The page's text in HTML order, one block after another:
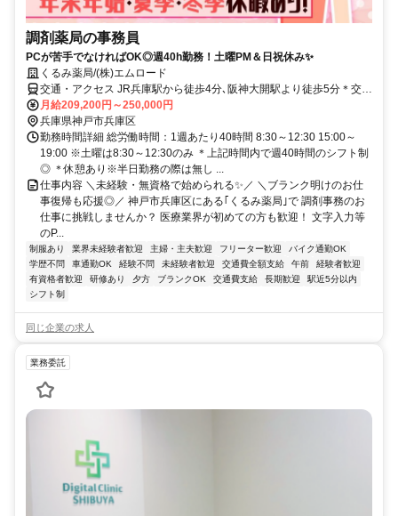
調剤薬局の事務員
PCが苦手でなければOK◎週40h勤務！土曜PM＆日祝休み✨
くるみ薬局/(株)エムロード
交通・アクセス JR兵庫駅から徒歩4分､阪神大開駅より徒歩5分＊交通
費支給あり
月給209,200円～250,000円
兵庫県神戸市兵庫区
勤務時間詳細 総労働時間：1週あたり40時間 8:30～12:30 15:00～
19:00 ※土曜は8:30～12:30のみ ＊上記時間内で週40時間のシフト制
◎ ＊休憩あり※半日勤務の際は無し ...
仕事内容 ＼未経験・無資格で始められる✨／ ＼ブランク明けのお仕
事復帰も応援◎／ 神戸市兵庫区にある｢くるみ薬局｣で 調剤事務のお
仕事に挑戦しませんか？ 医療業界が初めての方も歓迎！ 文字入力等
のP...
制服あり 業界未経験者歓迎 主婦・主夫歓迎 フリーター歓迎
バイク通勤OK
学歴不問
車通勤OK 経験不問 未経験者歓迎 交通費全額支給 午前
経験者歓迎
有資格者歓迎
研修あり 夕方 ブランクOK 交通費支給 長期歓迎
駅近5分以内
シフト制
同じ企業の求人
業務委託